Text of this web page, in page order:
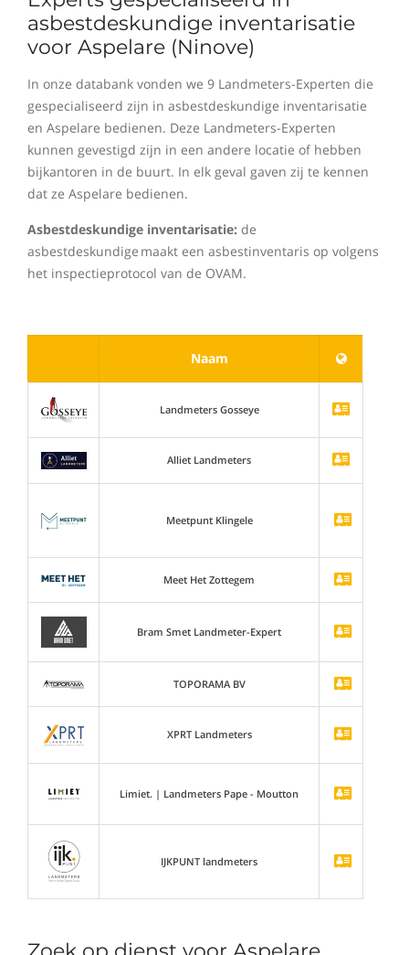
asbestdeskundige inventarisatie
voor Aspelare (Ninove)
In onze databank vonden we 9 Landmeters-Experten die
gespecialiseerd zijn in asbestdeskundige inventarisatie
en Aspelare bedienen. Deze Landmeters-Experten
kunnen gevestigd zijn in een andere locatie of hebben
bijkantoren in de buurt. In elk geval gaven zij te kennen
dat ze Aspelare bedienen.
Asbestdeskundige inventarisatie: de
asbestdeskundige maakt een asbestinventaris op volgens
het inspectieprotocol van de OVAM.
Naam
Landmeters Gosseye
Alliet Landmeters
Meetpunt Klingele
Meet Het Zottegem
Bram Smet Landmeter-Expert
TOPORAMA BV
XPRT Landmeters
Limiet. | Landmeters Pape - Moutton
IJKPUNT landmeters